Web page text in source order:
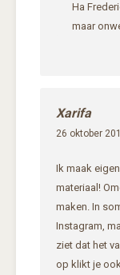
Ha
maar
Xarifa
26 oktober
Ik maak
materiaal!
maken. In
Instagram,
ziet dat het
op klikt je